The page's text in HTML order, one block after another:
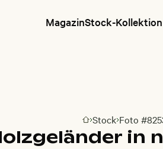
MagazinStock-Kollektion
Zur Homepage
Stock Foto
in